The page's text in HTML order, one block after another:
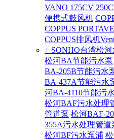
VANO 175CV
便携式鼓风机
COPPUS
COPPUS排风机
+ SONHO台湾松河
松河BA节能污水泵
BA-205B节能污水
BA-437A节能污水
河BA-4110节能污
松河BAF污水处理
管道泵 松河BAF-
355A污水处理管道
松河BF污水泵浦